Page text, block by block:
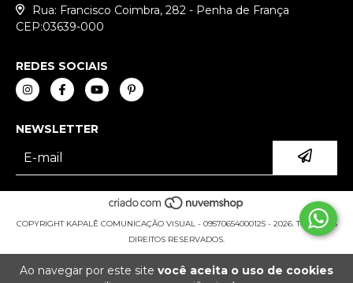
Ao navegar por este site você aceita o uso de cookies
Rua: Francisco Coimbra, 282 - Penha de França
CEP:03639-000
REDES SOCIAIS
NEWSLETTER
COPYRIGHT KAPALÊ COMUNICAÇÃO VISUAL - 09570654000125 - 2026. TODOS OS
DIREITOS RESERVADOS.